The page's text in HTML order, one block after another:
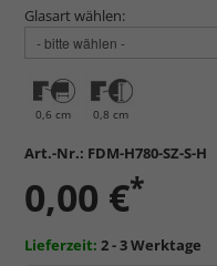
Glasart wählen:
0,6 cm 0,8 cm
Art.-Nr.: FDM-H780-SZ-S-H
0,00 €*
Lieferzeit: 2 - 3 Werktage